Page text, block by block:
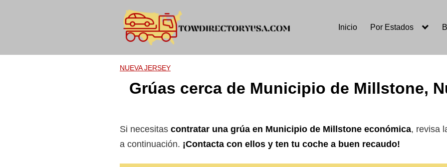
Inicio Por Estados
NUEVA JERSEY
Grúas cerca de Municipio de Millstone,
Si necesitas contratar una grúa en Municipio de Millstone económica, revisa
a continuación. ¡Contacta con ellos y ten tu coche a buen recaudo!